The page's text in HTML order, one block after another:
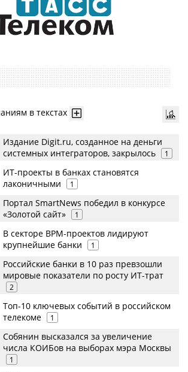
в текстах
Издание Digit.ru, созданное на деньги
системных интеграторов, закрылось
1
ИТ-проекты в банках становятся
лаконичными
1
Портал SmartNews победил в конкурсе
«Золотой сайт»
1
В секторе BPM-проектов лидируют
крупнейшие банки
1
Российские банки в 10 раз превзошли
мировые показатели по росту ИТ-трат
2
Топ-10 ключевых событий в российском
телекоме
1
Собянин высказался за увеличение
числа КОИБов на выборах мэра Москвы
1